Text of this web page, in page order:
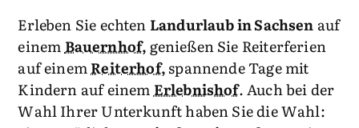
Erleben Sie echten Landurlaub in Sachsen auf
einem Bauernhof, genießen Sie Reiterferien
auf einemReiterhof,spannende Tage mit
Kindern auf einem Erlebnishof. Auch bei der
Wahl Ihrer Unterkunft haben Sie die Wahl: